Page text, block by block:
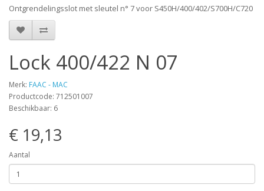
Ontgrendelingsslot met sleutel n° 7 voor S450H/400/402/S700H/C720
Lock 400/422 N 07
Merk: FAAC - MAC
Productcode: 712501007
Beschikbaar: 6
€ 19,13
Aantal